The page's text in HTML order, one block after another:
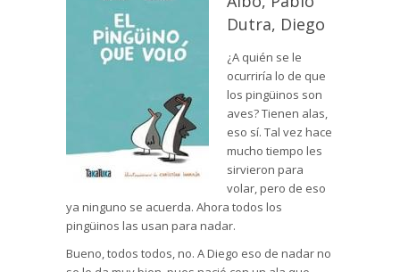
Dutra, Diego
¿A quién se le
ocurriría lo de que
los pingüinos son
aves? Tienen alas,
eso sí. Tal vez hace
mucho tiempo les
sirvieron para
volar, pero de eso
ya ninguno se acuerda. Ahora todos los
pingüinos las usan para nadar.
Bueno, todos todos, no. A Diego eso de nadar no